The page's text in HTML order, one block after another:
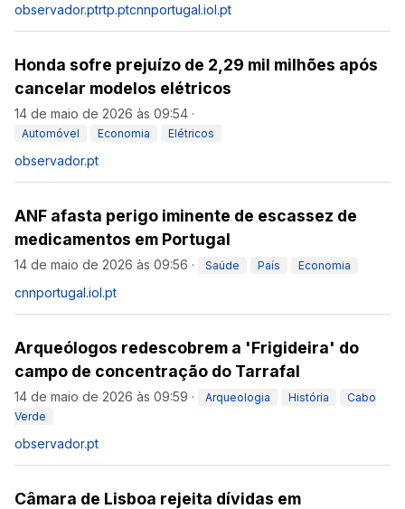
observador.ptrtp.ptcnnportugal.iol.pt
Honda sofre prejuízo de 2,29 mil milhões após
cancelar modelos elétricos
14 de maio de 2026 às 09:54 ·
Automóvel Economia Elétricos
observador.pt
ANF afasta perigo iminente de escassez de
medicamentos em Portugal
14 de maio de 2026 às 09:56 · Saúde País Economia
cnnportugal.iol.pt
Arqueólogos redescobrem a 'Frigideira' do
campo de concentração do Tarrafal
14 de maio de 2026 às 09:59 · Arqueologia História
Cabo
Verde
observador.pt
Câmara de Lisboa rejeita dívidas em